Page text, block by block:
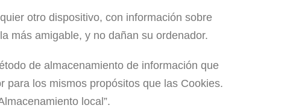
otro dispositivo, con información sobre
más amigable, y no dañan su ordenador.
de almacenamiento de información que
para los mismos propósitos que las Cookies.
local”.